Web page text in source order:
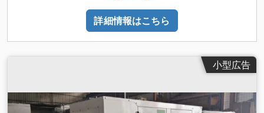
詳細情報はこちら
小型広告